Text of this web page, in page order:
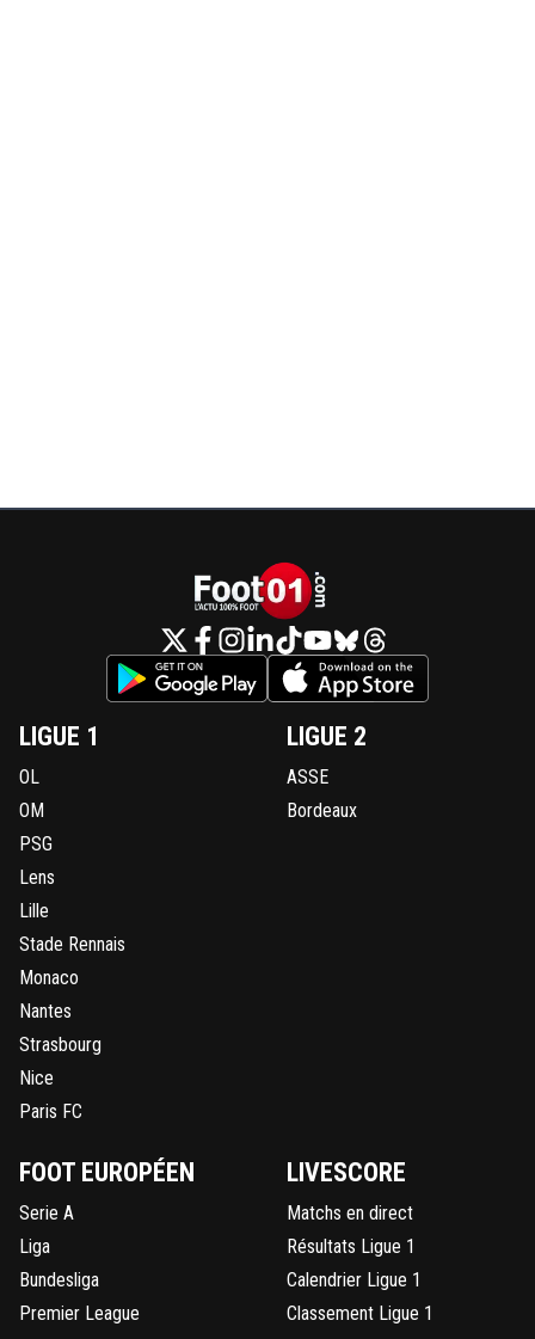
LIGUE 1
OL
OM
PSG
Lens
Lille
Stade Rennais
Monaco
Nantes
Strasbourg
Nice
Paris FC
LIGUE 2
ASSE
Bordeaux
FOOT EUROPÉEN
Serie A
Liga
Bundesliga
Premier League
LIVESCORE
Matchs en direct
Résultats Ligue 1
Calendrier Ligue 1
Classement Ligue 1